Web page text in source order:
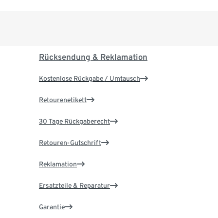
Rücksendung & Reklamation
Kostenlose Rückgabe / Umtausch
Retourenetikett
30 Tage Rückgaberecht
Retouren-Gutschrift
Reklamation
Ersatzteile & Reparatur
Garantie